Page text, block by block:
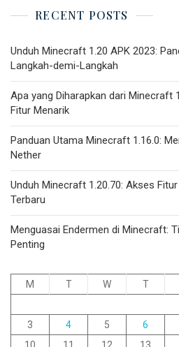
RECENT POSTS
Unduh Minecraft 1.20 APK 2023:
Langkah-demi-Langkah
Apa yang Diharapkan dari Minecraft
Fitur Menarik
Panduan Utama Minecraft 1.16.0:
Nether
Unduh Minecraft 1.20.70: Akses
Terbaru
Menguasai Endermen di Minecraft:
Penting
M T W T
3
4 5 6
10
11 12 13